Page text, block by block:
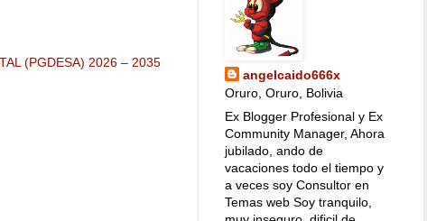
(PGDESA) 2026 – 2035
angelcaido666x
Oruro, Oruro, Bolivia
Ex Blogger Profesional y Ex
Community Manager, Ahora
jubilado, ando de
vacaciones todo el tiempo y
a veces soy Consultor en
Temas web Soy tranquilo,